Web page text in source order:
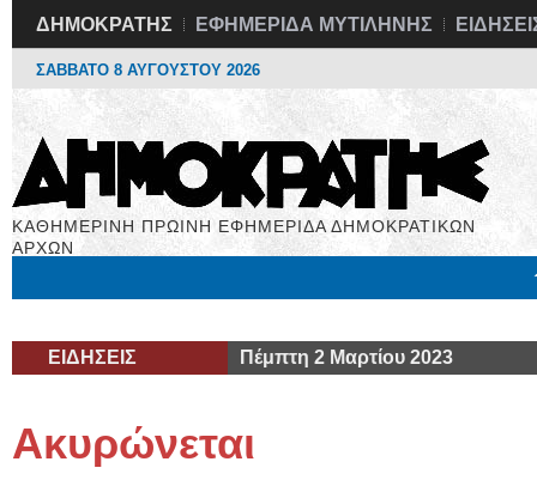
ΔΗΜΟΚΡΑΤΗΣ ΕΦΗΜΕΡΙΔΑ ΜΥΤΙΛΗΝΗΣ
ΣΑΒΒΑΤΟ 8 ΑΥΓΟΥΣΤΟΥ 2026
ΚΑΘΗΜΕΡΙΝΗ ΠΡΩΙΝΗ ΕΦΗΜΕΡΙΔΑ ΔΗΜΟΚΡΑΤΙΚΩΝ
ΑΡΧΩΝ
ΕΙΔΗΣΕΙΣ Πέμπτη 2 Μαρτίου 2023
Ακυρώνεται